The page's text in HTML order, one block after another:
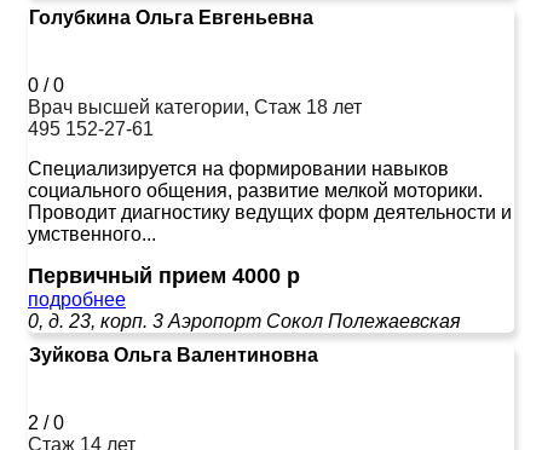
Голубкина Ольга Евгеньевна
0 /0
Врач высшей категории, Стаж 18 лет
495 152-27-61
Специализируется на формировании навыков
социального общения, развитие мелкой моторики.
Проводит диагностику ведущих форм деятельности и
умственного...
Первичный прием 4000 р
подробнее
0, д. 23, корп. 3 Аэропорт Сокол Полежаевская
Зуйкова Ольга Валентиновна
2 /0
Стаж 14 лет